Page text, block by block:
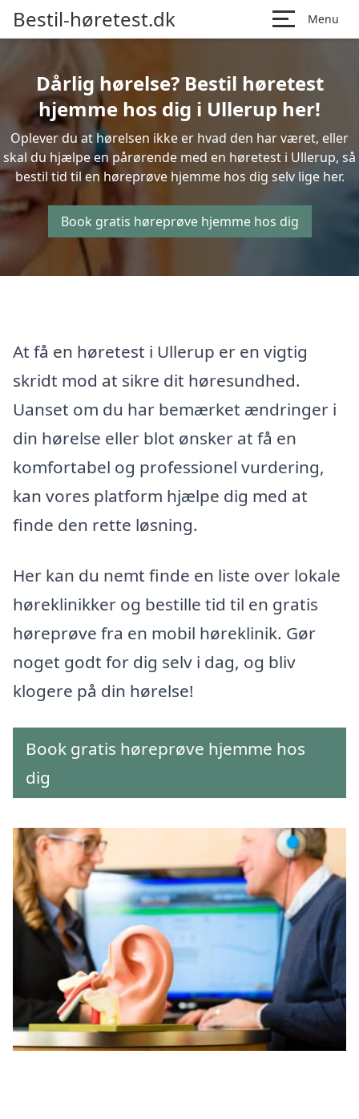
Bestil-høretest.dk Menu
Dårlig hørelse? Bestil høretest
hjemme hos dig i Ullerup her!
Oplever du at hørelsen ikke er hvad den har været, eller
skal du hjælpe en pårørende med en høretest i Ullerup, så
bestil tid til en høreprøve hjemme hos dig selv lige her.
Book gratis høreprøve hjemme hos dig
At få en høretest i Ullerup er en vigtig
skridt mod at sikre dit høresundhed.
Uanset om du har bemærket ændringer i
din hørelse eller blot ønsker at få en
komfortabel og professionel vurdering,
kan vores platform hjælpe dig med at
finde den rette løsning.
Her kan du nemt finde en liste over lokale
høreklinikker og bestille tid til en gratis
høreprøve fra en mobil høreklinik. Gør
noget godt for dig selv i dag, og bliv
klogere på din hørelse!
Book gratis høreprøve hjemme hos
dig